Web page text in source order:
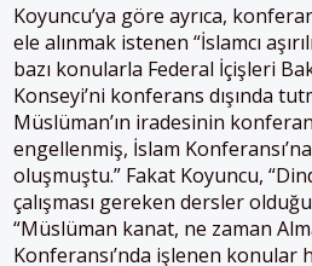
Koyuncu’ya göre ayrıca,
ele alınmak istenen “İslamcı
bazı konularla Federal İçişleri
Konseyi’ni konferans dışında
Müslüman’ın iradesinin
engellenmiş, İslam
oluşmuştu.” Fakat Koyuncu,
çalışması gereken dersler
“Müslüman kanat, ne zaman
Konferansı’nda işlenen konular